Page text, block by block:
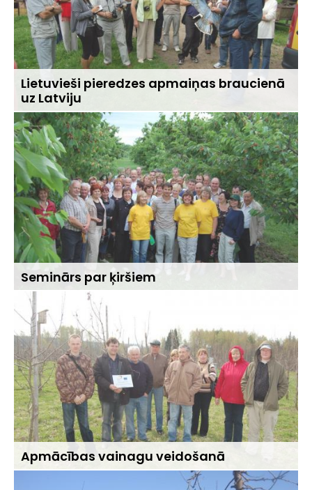
Lietuvieši pieredzes apmaiņas braucienā
uz Latviju
Seminārs par ķiršiem
Apmācības vainagu veidošanā